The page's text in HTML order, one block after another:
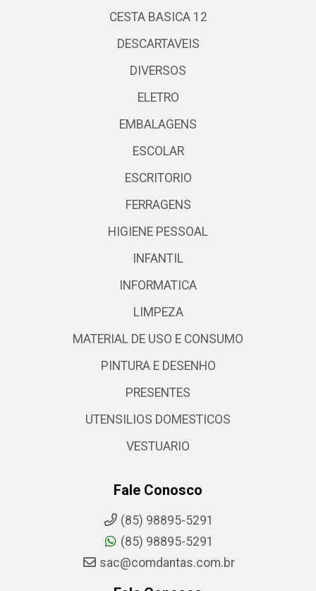
CESTA BASICA 12
DESCARTAVEIS
DIVERSOS
ELETRO
EMBALAGENS
ESCOLAR
ESCRITORIO
FERRAGENS
HIGIENE PESSOAL
INFANTIL
INFORMATICA
LIMPEZA
MATERIAL DE USO E CONSUMO
PINTURA E DESENHO
PRESENTES
UTENSILIOS DOMESTICOS
VESTUARIO
Fale Conosco
(85) 98895-5291
(85) 98895-5291
sac@comdantas.com.br